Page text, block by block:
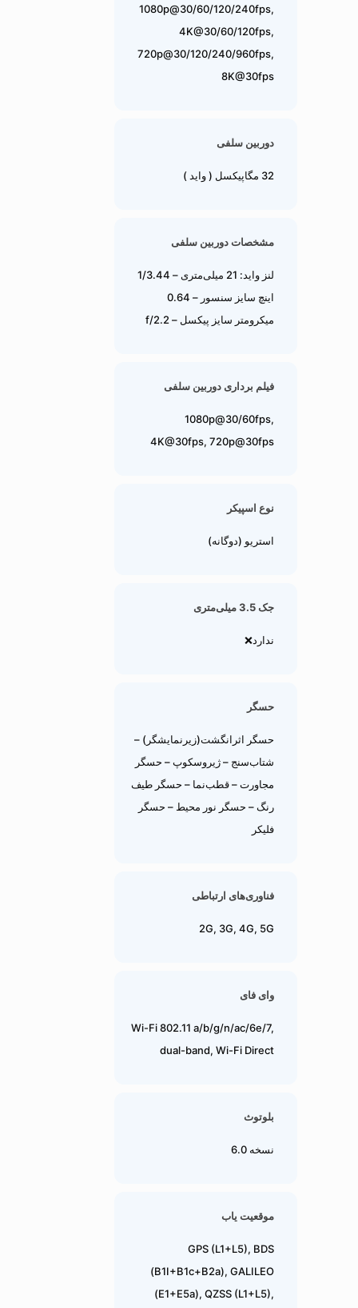
1080p@30/60/120/240fps,
4K@30/60/120fps,
720p@30/120/240/960fps,
مشخصات دوربین سلفی
لنز واید: 21 میلی‌متری – 1/3.44
اینچ سایز سنسور – 0.64
میکرومتر سایز پیکسل – f/2.2
فیلم برداری دوربین سلفی
1080p@30/60fps,
4K@30fps, 720p@30fps
استریو (دوگانه)
حسگر اثرانگشت(زیرنمایشگر) –
شتاب‌سنج – ژیروسکوپ – حسگر
مجاورت – قطب‌نما – حسگر طیف
رنگ – حسگر نور محیط – حسگر
فناوری‌های ارتباطی
2G, 3G, 4G, 5G
Wi-Fi 802.11 a/b/g/n/ac/6e/7,
dual-band, Wi-Fi Direct
GPS (L1+L5), BDS
(B1I+B1c+B2a), GALILEO
(E1+E5a), QZSS (L1+L5),